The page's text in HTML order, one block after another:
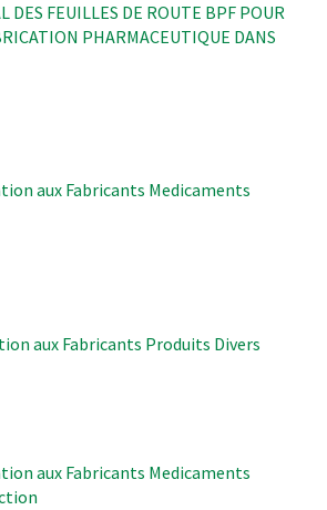
DES FEUILLES DE ROUTE BPF POUR
PHARMACEUTIQUE DANS
aux Fabricants Medicaments
aux Fabricants Produits Divers
aux Fabricants Medicaments